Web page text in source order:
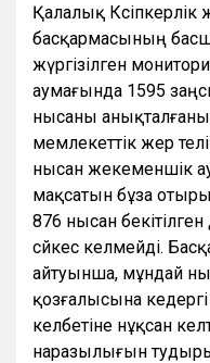
Қалалық Кәсіпкерлік
басқармасының
жүргізілген
аумағында 1595
нысаны
мемлекеттік жер
нысан жекеменшік
мақсатын бұза
876 нысан
сәйкес келмейді.
айтуынша, мұндай
қозғалысына кедергі
келбетіне нұқсан
наразылығын